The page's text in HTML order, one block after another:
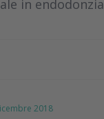
in endodonzia
2018